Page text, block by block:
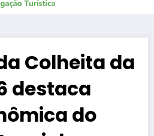
Colheita da
destaca
do